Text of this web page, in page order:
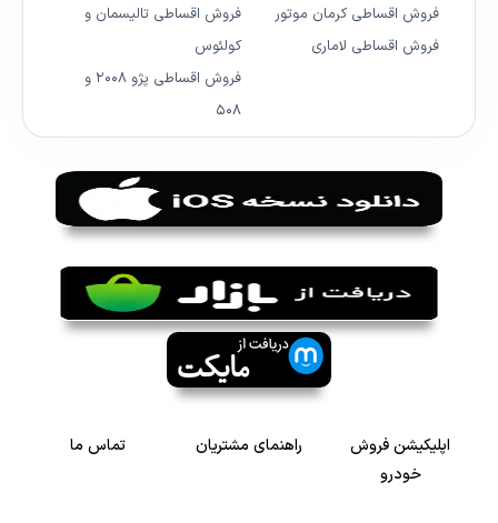
فروش اقساطی کرمان موتور
فروش اقساطی لاماری
فروش اقساطی تالیسمان و
کولئوس
فروش اقساطی پژو ۲۰۰۸ و
۵۰۸
اپلیکیشن فروش
خودرو
راهنمای مشتریان تماس ما